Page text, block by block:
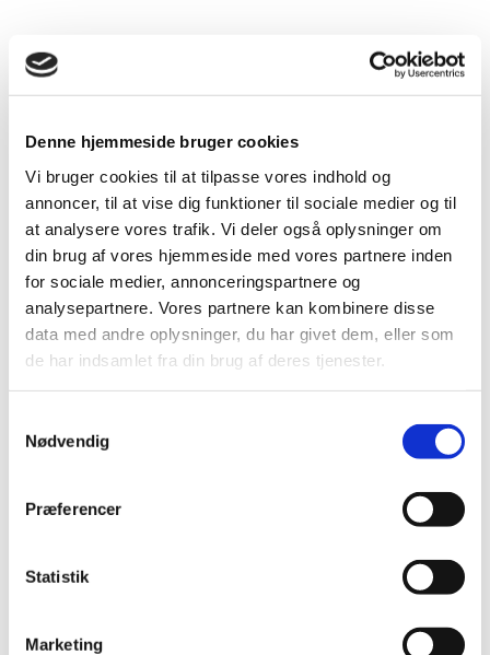
Denne hjemmeside bruger cookies
Vi bruger cookies til at tilpasse vores indhold og
annoncer, til at vise dig funktioner til sociale medier og til
at analysere vores trafik. Vi deler også oplysninger om
din brug af vores hjemmeside med vores partnere inden
for sociale medier, annonceringspartnere og
analysepartnere. Vores partnere kan kombinere disse
data med andre oplysninger, du har givet dem, eller som
de har indsamlet fra din brug af deres tjenester.
Nødvendig
Præferencer
Statistik
Marketing
resultater.
Opret detaljerede planer, som automatisk skaleres med dine
DISTO-målinger, tilføj vægåbninger – og se det hele som en
3D-model.
Disse planer kan nemt eksporteres i DXF- eller DWG-
filformat.